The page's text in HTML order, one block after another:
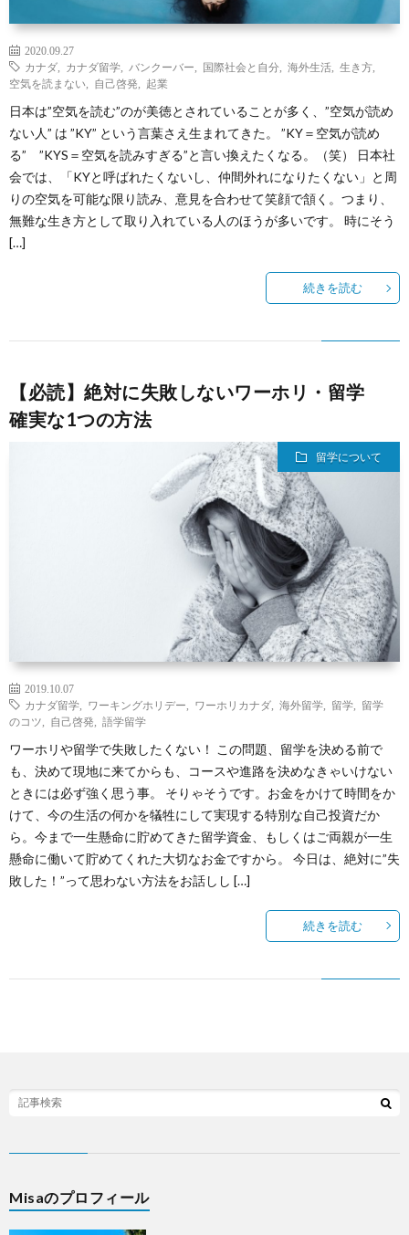
2020.09.27
カナダ
カナダ留学 バンクーバー 国際社会と自分 海外生活 生き方
空気を読まない
自己啓発 起業
日本は”空気を読む”のが美徳とされていることが多く、”空気が読め
ない人” は ”KY” という言葉さえ生まれてきた。 ”KY＝空気が読め
る” ”KYS＝空気を読みすぎる”と言い換えたくなる。（笑） 日本社
会では、「KYと呼ばれたくないし、仲間外れになりたくない」と周
りの空気を可能な限り読み、意見を合わせて笑顔で頷く。つまり、
無難な生き方として取り入れている人のほうが多いです。 時にそう
[…]
続きを読む
【必読】絶対に失敗しないワーホリ・留学
確実な1つの方法
留学について
2019.10.07
カナダ留学
ワーキングホリデー ワーホリカナダ 海外留学 留学
留学
のコツ
自己啓発 語学留学
ワーホリや留学で失敗したくない！ この問題、留学を決める前で
も、決めて現地に来てからも、コースや進路を決めなきゃいけない
ときには必ず強く思う事。 そりゃそうです。お金をかけて時間をか
けて、今の生活の何かを犠牲にして実現する特別な自己投資だか
ら。今まで一生懸命に貯めてきた留学資金、もしくはご両親が一生
懸命に働いて貯めてくれた大切なお金ですから。 今日は、絶対に”失
敗した！”って思わない方法をお話しし […]
続きを読む
Misaのプロフィール